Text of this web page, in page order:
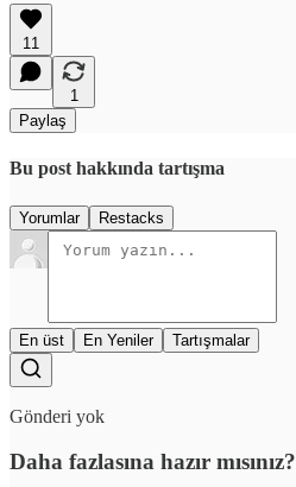
11
1
Paylaş
Bu post hakkında tartışma
Yorumlar Restacks
En üst En Yeniler Tartışmalar
Gönderi yok
Daha fazlasına hazır mısınız?